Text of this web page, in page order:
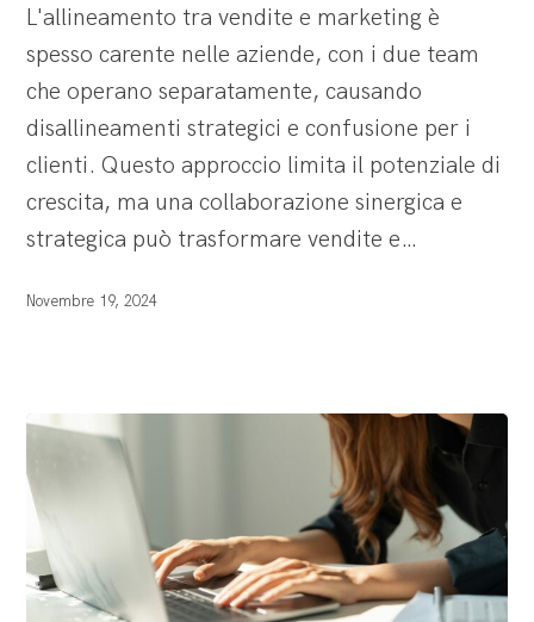
e
come
allinearli
L'allineamento tra vendite e marketing è
spesso carente nelle aziende, con i due team
che operano separatamente, causando
disallineamenti strategici e confusione per i
clienti. Questo approccio limita il potenziale di
crescita, ma una collaborazione sinergica e
strategica può trasformare vendite e…
Novembre 19, 2024